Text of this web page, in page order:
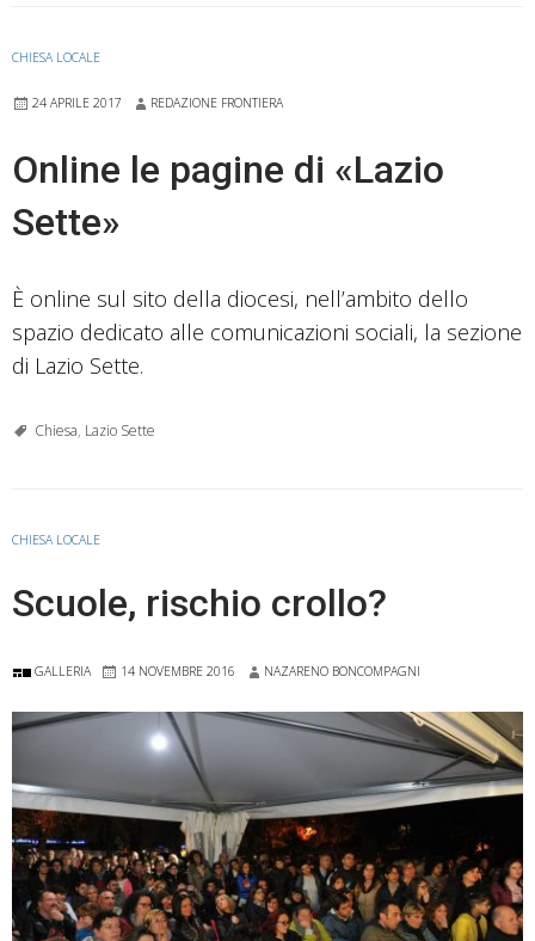
CHIESA LOCALE
24 APRILE 2017 REDAZIONE FRONTIERA
Online le pagine di «Lazio
Sette»
È online sul sito della diocesi, nell’ambito dello
spazio dedicato alle comunicazioni sociali, la sezione
di Lazio Sette.
Chiesa, Lazio Sette
CHIESA LOCALE
Scuole, rischio crollo?
GALLERIA 14 NOVEMBRE 2016 NAZARENO BONCOMPAGNI